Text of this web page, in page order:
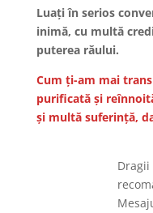
Luaţi în serios
inimă, cu multă
puterea răului.
Cum ţi-am mai
purificată şi
şi multă suferinţă,
Dragii